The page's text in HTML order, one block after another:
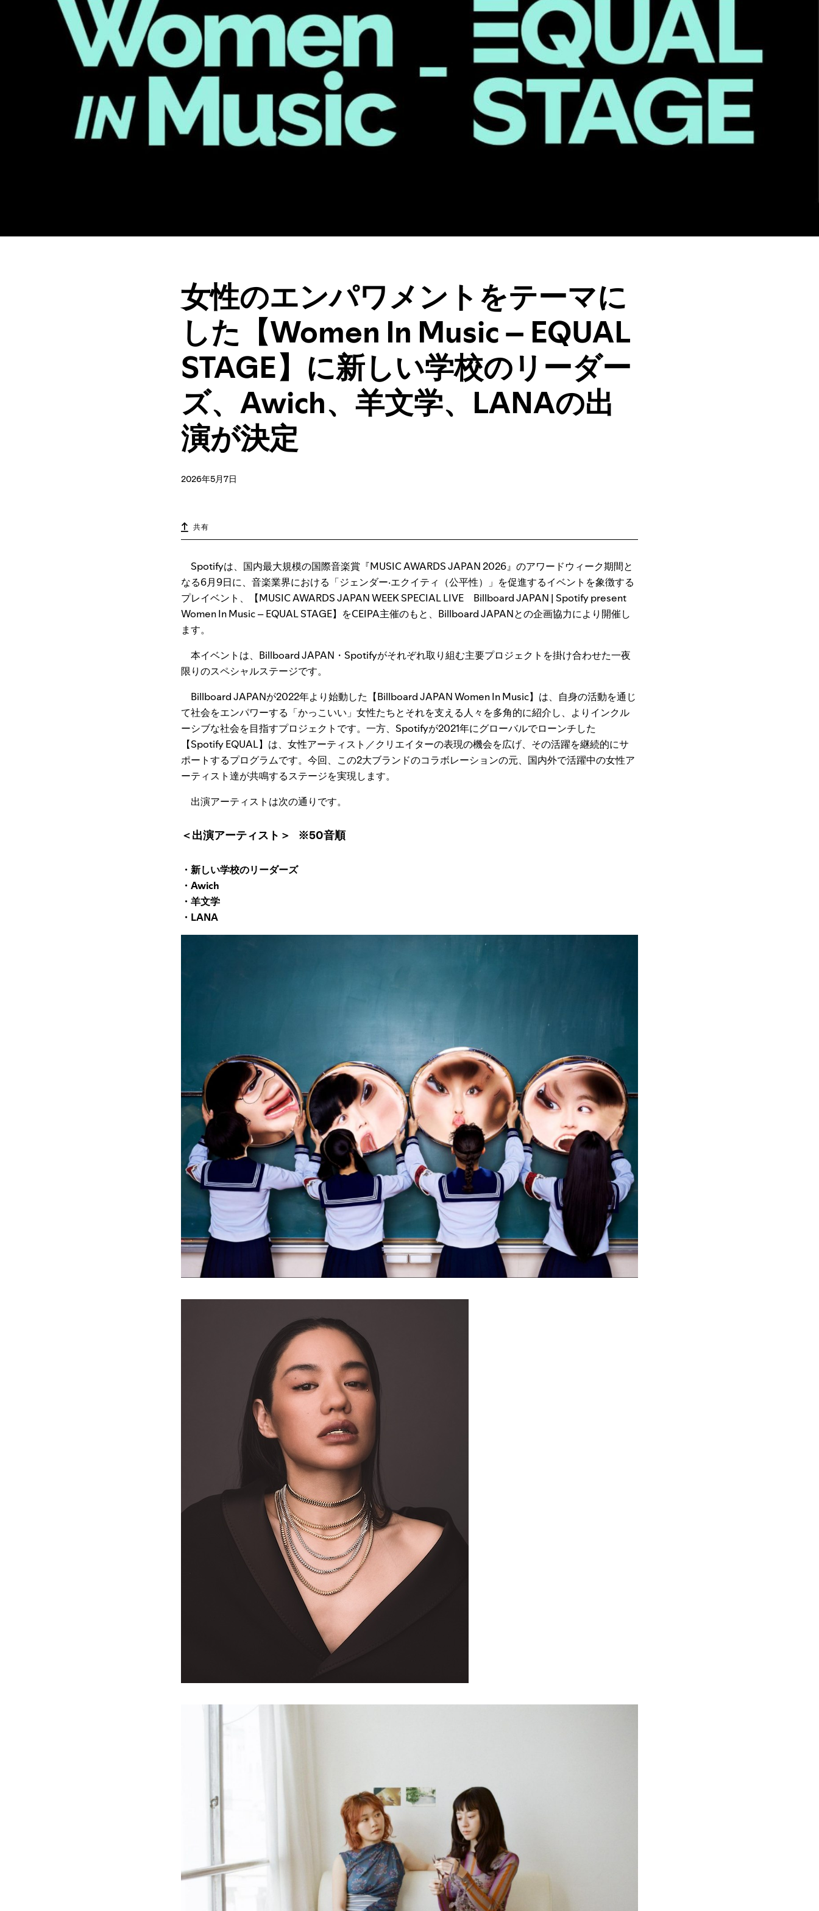
女性のエンパワメントをテーマに
した【Women In Music – EQUAL
STAGE】に新しい学校のリーダー
ズ、Awich、羊文学、LANAの出
演が決定
2026年5月7日
共有
Spotifyは、国内最大規模の国際音楽賞『MUSIC AWARDS JAPAN 2026』のアワードウィーク期間と
なる6月9日に、⾳楽業界における「ジェンダー‧エクイティ（公平性）」を促進するイベントを象徴する
プレイベント、【MUSIC AWARDS JAPAN WEEK SPECIAL LIVE Billboard JAPAN | Spotify present
Women In Music – EQUAL STAGE】をCEIPA主催のもと、Billboard JAPANとの企画協力により開催し
ます。
本イベントは、Billboard JAPAN・Spotifyがそれぞれ取り組む主要プロジェクトを掛け合わせた一夜
限りのスペシャルステージです。
Billboard JAPANが2022年より始動した【Billboard JAPAN Women In Music】は、自身の活動を通じ
て社会をエンパワーする「かっこいい」女性たちとそれを支える人々を多角的に紹介し、よりインクル
ーシブな社会を目指すプロジェクトです。一方、Spotifyが2021年にグローバルでローンチした
【Spotify EQUAL】は、女性アーティスト／クリエイターの表現の機会を広げ、その活躍を継続的にサ
ポートするプログラムです。今回、この2大ブランドのコラボレーションの元、国内外で活躍中の女性ア
ーティスト達が共鳴するステージを実現します。
出演アーティストは次の通りです。
＜出演アーティスト＞ ※50音順
・新しい学校のリーダーズ
・Awich
・羊文学
・LANA